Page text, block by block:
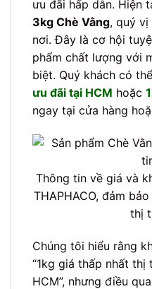
ưu đãi hấp dẫn. Hiện
3kg Chè Vằng, quý vị
nơi. Đây là cơ hội
phẩm chất lượng với
biệt. Quý khách có
ưu đãi tại HCM hoặc
ngay tại cửa hàng
Thông tin về giá và
THAPHACO, đảm
thị
Chúng tôi hiểu rằng
“1kg giá thấp nhất thị
HCM”, nhưng điều